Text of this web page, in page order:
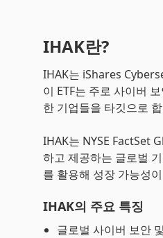
IHAK란?
IHAK는 iShares
이 ETF는 주로 사이버
한 기업들을 타깃으로
IHAK는 NYSE FactSet
하고 제공하는 글로벌
를 활용해 성장 가능성
IHAK의 주요 특징
글로벌 사이버 보안